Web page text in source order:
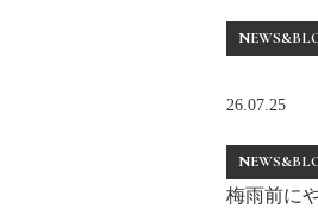
26.07.25
梅雨前に